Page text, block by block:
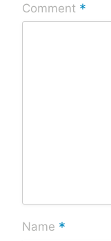
Comment *
Name *